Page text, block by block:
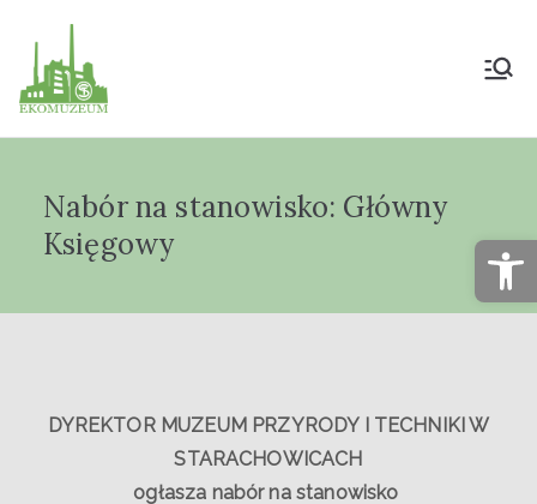
Muzeum Przyrody
"Ekomuzeum" im.
Nabór na stanowisko: Główny
Księgowy
DYREKTOR MUZEUM PRZYRODY I TECHNIKI W
STARACHOWICACH
ogłasza nabór na stanowisko